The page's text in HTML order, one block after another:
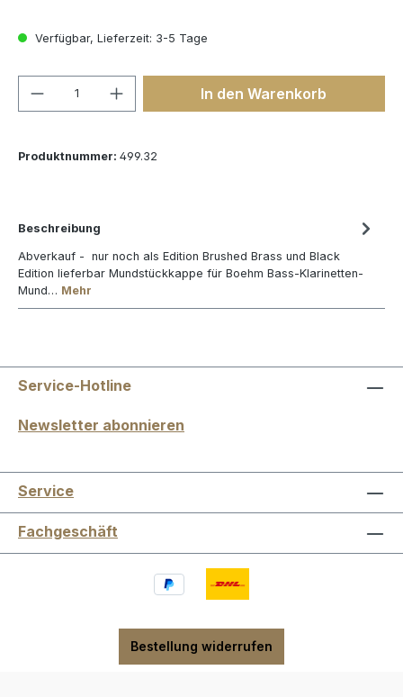
Verfügbar, Lieferzeit: 3-5 Tage
Produkt Anzahl: Gib denIn den Warenkorb
Produktnummer: 499.32
Beschreibung
Abverkauf - nur noch als Edition Brushed Brass und Black
Edition lieferbar Mundstückkappe für Boehm Bass-Klarinetten-
Mund… Mehr
Service-Hotline
Newsletter abonnieren
Service
Fachgeschäft
Bestellung widerrufen